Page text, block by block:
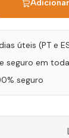
úteis (PT e
seguro em
seguro